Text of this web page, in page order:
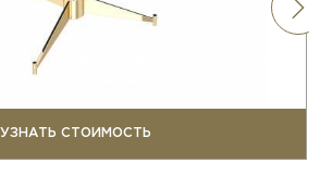
УЗНАТЬ СТОИМОСТЬ